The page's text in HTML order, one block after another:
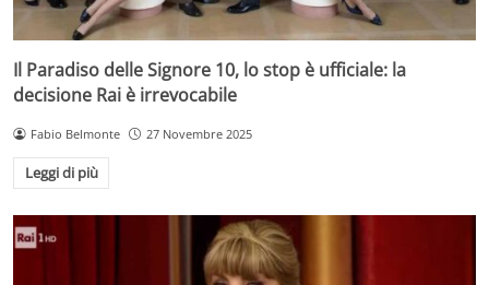
Il Paradiso delle Signore 10, lo stop è ufficiale: la
decisione Rai è irrevocabile
Fabio Belmonte 27 Novembre 2025
Leggi di più